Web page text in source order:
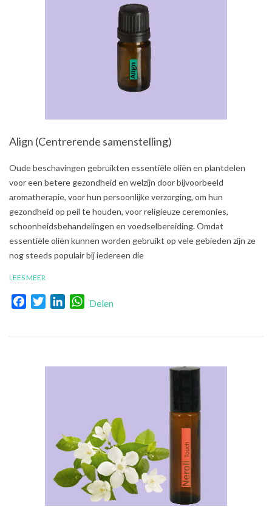
Align (Centrerende samenstelling)
2021-
Oude beschavingen gebruikten essentiële oliën en plantdelen
voor een betere gezondheid en welzijn door bijvoorbeeld
aromatherapie, voor hun persoonlijke verzorging, om hun
gezondheid op peil te houden, voor religieuze ceremonies,
schoonheidsbehandelingen en voedselbereiding. Omdat
essentiële oliën kunnen worden gebruikt op vele gebieden zijn ze
nog steeds populair bij iedereen die
LEES MEER
FacebookTwitterLinkedInWhatsApp
Delen